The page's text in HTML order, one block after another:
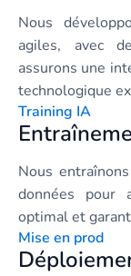
Nous
agiles, avec
assurons une
technologique
Training IA
Nous
données pour
optimal et
Mise en prod